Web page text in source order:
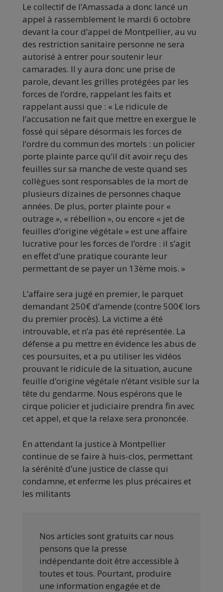
Le collectif de l’Amassada a donc lancé un
appel à rassemblement le mardi 6 octobre
devant la cour d’appel de Montpellier, au vu
des restriction sanitaire personne ne sera
autorisé à entrer pour soutenir leur
camarades. Il y aura donc une prise de
parole, devant les grilles protégées par les
forces de l’ordre, rappelant les faits et
rappelant aussi que : « Le ridicule de
l’accusation ne fait que mettre en exergue le
fossé qui sépare désormais les forces de
l’ordre du commun des mortels : un policier
porte plainte parce qu’il dit avoir reçu des
feuilles sur sa manche de veste quand ses
collègues sont responsables de la mort de
plusieurs dizaines de personnes chaque
années. De plus, porter plainte pour «
outrage », « rébellion », ou encore « jet de
feuilles d’origine végétale » est une affaire
lucrative pour les forces de l’ordre : il s’agit
en effet d’une pratique courante leur
permettant de se payer un 13ème mois. »
L’affaire sera jugé en premier, le parquet
demandant 250€ d’amende (contre 500€ lors
du premier procès). La victime a été
introuvable, et n’a pas été représentée. La
défense a pu mettre en évidence les abus de
ces poursuites, et a pu utiliser les vidéos
prouvant le ridicule de la situation, aucune
feuille d’origine végétale n’étant visible sur la
tête du gendarme. Nous espérons que le
cirque policier et judiciaire prendra fin avec
cet appel, et que la relaxe sera prononcée.
En attendant la justice à Montpellier
continue de se faire à huis-clos, permettant
la sérénité d’une justice de classe qui
condamne, et enferme les plus précaires et
les militants
Nos articles sont gratuits car nous
pensons que la presse
indépendante doit être accessible à
toutes et tous. Pourtant, produire
une information engagée et de